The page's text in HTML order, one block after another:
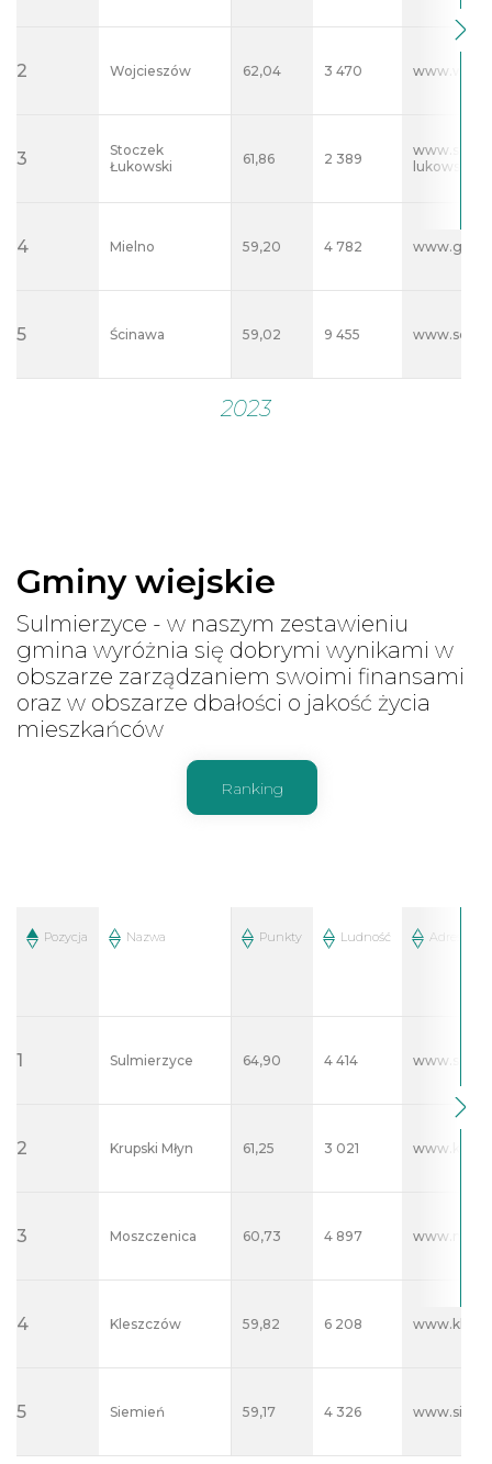
Gminy wiejskie
Sulmierzyce - w naszym zestawieniu
gmina wyróżnia się dobrymi wynikami w
obszarze zarządzaniem swoimi finansami
oraz w obszarze dbałości o jakość życia
mieszkańców
Ranking